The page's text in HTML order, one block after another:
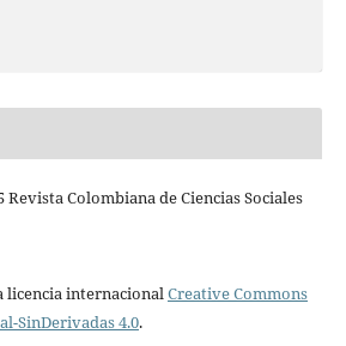
Revista Colombiana de Ciencias Sociales
licencia internacionalCreative Commons
SinDerivadas 4.0.